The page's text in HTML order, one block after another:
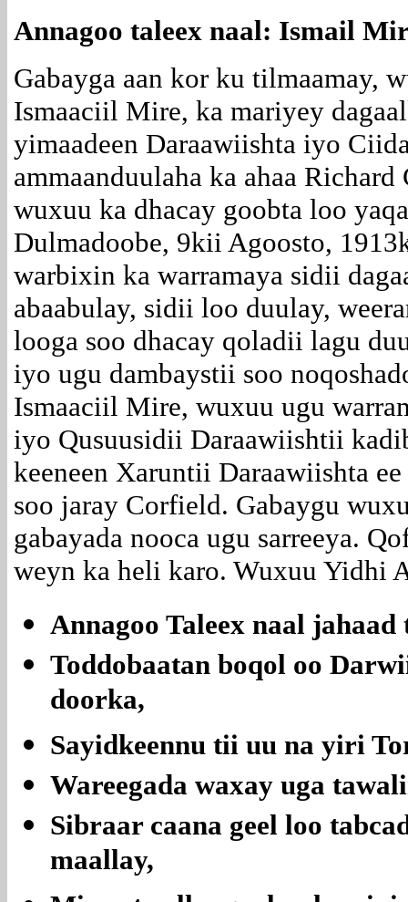
Annagoo taleex naal: Ismail
Gabayga aan kor ku tilmaamay,
Ismaaciil Mire, ka mariyey
yimaadeen Daraawiishta iyo
ammaanduulaha ka ahaa
wuxuu ka dhacay goobta loo
Dulmadoobe, 9kii Agoosto,
warbixin ka warramaya sidii
abaabulay, sidii loo duulay,
looga soo dhacay qoladii lagu
iyo ugu dambaystii soo
Ismaaciil Mire, wuxuu ugu
iyo Qusuusidii Daraawiishtii
keeneen Xaruntii Daraawiishta
soo jaray Corfield. Gabaygu
gabayada nooca ugu sarreeya.
weyn ka heli karo. Wuxuu Yidhi
Annagoo Taleex naal jahaad
Toddobaatan boqol oo
doorka,
Sayidkeennu tii uu na yiri
Wareegada waxay uga
Sibraar caana geel loo
maallay,